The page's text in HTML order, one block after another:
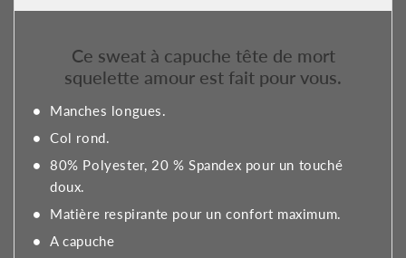
Ce sweat à capuche tête de mort
squelette amour est fait pour vous.
Manches longues.
Col rond.
80% Polyester, 20 % Spandex pour un touché
doux.
Matière respirante pour un confort maximum.
A capuche